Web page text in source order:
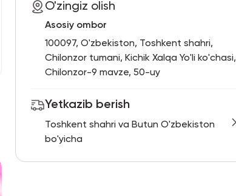
O'zingiz olish
Asosiy ombor
100097, O'zbekiston, Toshkent shahri,
Chilonzor tumani, Kichik Xalqa Yo'li ko'chasi,
Chilonzor-9 mavze, 50-uy
Yetkazib berish
Toshkent shahri va Butun O'zbekiston
bo'yicha